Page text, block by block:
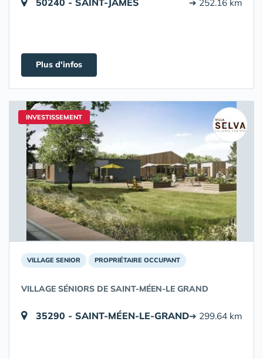
50240 - SAINT-JAMES ➔ 252.16 km
Plus d'infos
INVESTISSEMENT
VILLAGE SENIOR PROPRIÉTAIRE OCCUPANT
VILLAGE SÉNIORS DE SAINT-MÉEN-LE GRAND
35290 - SAINT-MÉEN-LE-GRAND➔ 299.64 km